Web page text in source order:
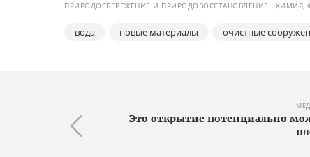
ПРИРОДОСБЕРЕЖЕНИЕ И ПРИРОДОВОССТАНОВЛЕНИЕ ХИМИЯ,
вода новые материалы очистные
Это открытие потенциально